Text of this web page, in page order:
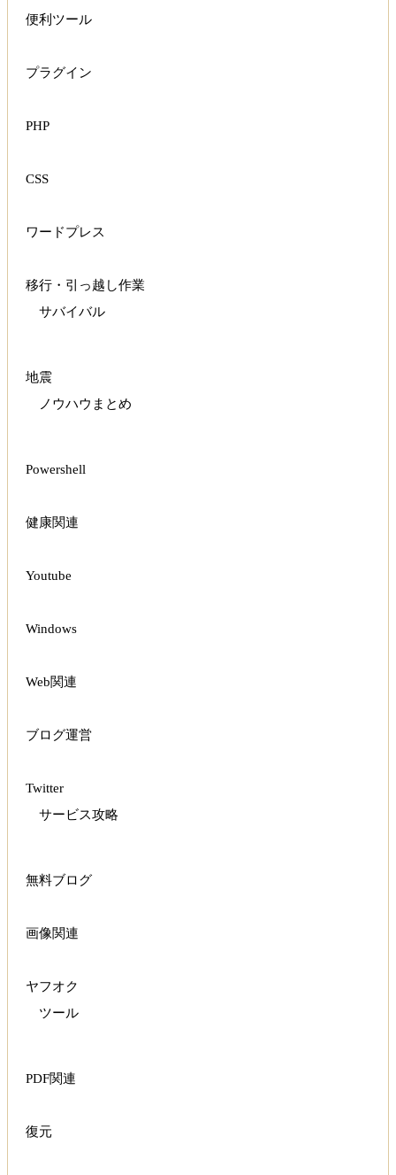
便利ツール
プラグイン
PHP
CSS
ワードプレス
移行・引っ越し作業
サバイバル
地震
ノウハウまとめ
Powershell
健康関連
Youtube
Windows
Web関連
ブログ運営
Twitter
サービス攻略
無料ブログ
画像関連
ヤフオク
ツール
PDF関連
復元